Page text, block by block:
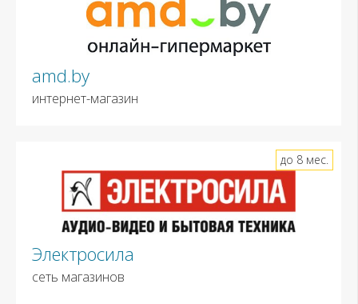
amd.by
интернет-магазин
Электросила
сеть магазинов
до 8 мес.